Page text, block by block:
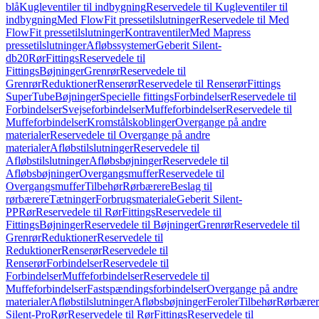
blåKugleventiler til indbygningReservedele til Kugleventiler til
indbygningMed FlowFit pressetilslutningerReservedele til Med
FlowFit pressetilslutningerKontraventilerMed Mapress
pressetilslutningerAfløbssystemerGeberit Silent-
db20RørFittingsReservedele til
FittingsBøjningerGrenrørReservedele til
GrenrørReduktionerRenserørReservedele til RenserørFittings
SuperTubeBøjningerSpecielle fittingsForbindelserReservedele til
ForbindelserSvejseforbindelserMuffeforbindelserReservedele til
MuffeforbindelserKromstålskoblingerOvergange på andre
materialerReservedele til Overgange på andre
materialerAfløbstilslutningerReservedele til
AfløbstilslutningerAfløbsbøjningerReservedele til
AfløbsbøjningerOvergangsmufferReservedele til
OvergangsmufferTilbehørRørbærereBeslag til
rørbærereTætningerForbrugsmaterialeGeberit Silent-
PPRørReservedele til RørFittingsReservedele til
FittingsBøjningerReservedele til BøjningerGrenrørReservedele til
GrenrørReduktionerReservedele til
ReduktionerRenserørReservedele til
RenserørForbindelserReservedele til
ForbindelserMuffeforbindelserReservedele til
MuffeforbindelserFastspændingsforbindelserOvergange på andre
materialerAfløbstilslutningerAfløbsbøjningerFerolerTilbehør
Silent-ProRørReservedele til RørFittingsReservedele til